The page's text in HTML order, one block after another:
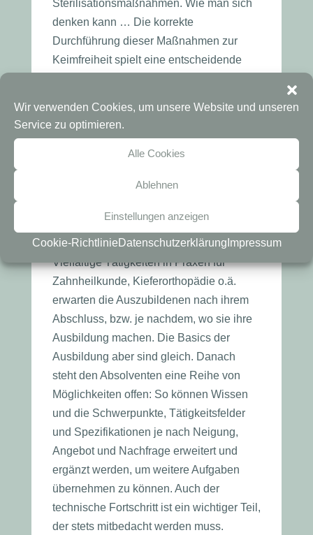
Wir verwenden Cookies, um unsere Website und unseren
Service zu optimieren.
Alle Cookies
Ablehnen
Einstellungen anzeigen
Cookie-Richtlinie Datenschutzerklärung Impressum
Sterilisationsmaßnahmen. Wie man sich
denken kann … Die korrekte
Durchführung dieser Maßnahmen zur
Keimfreiheit spielt eine entscheidende
Ausbildung zur
Zahnarzthelferin – wie
geht es als
Fachangestellte danach
weiter?
Vielfältige Tätigkeiten in Praxen für
Zahnheilkunde, Kieferorthopädie o.ä.
erwarten die Auszubildenen nach ihrem
Abschluss, bzw. je nachdem, wo sie ihre
Ausbildung machen. Die Basics der
Ausbildung aber sind gleich. Danach
steht den Absolventen eine Reihe von
Möglichkeiten offen: So können Wissen
und die Schwerpunkte, Tätigkeitsfelder
und Spezifikationen je nach Neigung,
Angebot und Nachfrage erweitert und
ergänzt werden, um weitere Aufgaben
übernehmen zu können. Auch der
technische Fortschritt ist ein wichtiger Teil,
der stets mitbedacht werden muss.